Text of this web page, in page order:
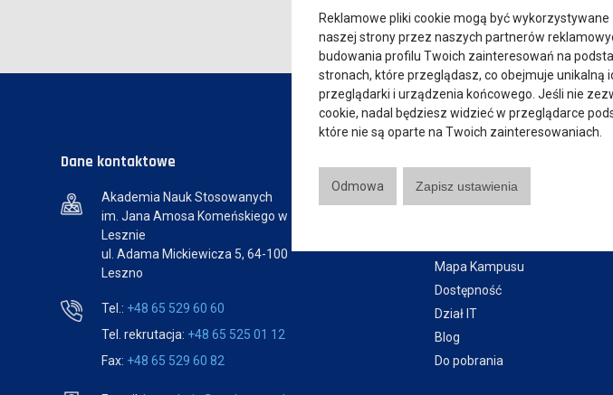
Dane kontaktowe
Akademia Nauk Stosowanych
im. Jana Amosa Komeńskiego w
Lesznie
ul. Adama Mickiewicza 5, 64-100
Leszno
Tel.: +48 65 529 60 60
Tel. rekrutacja: +48 65 525 01 12
Fax: +48 65 529 60 82
Mapa Kampusu
Dostępność
Dział IT
Blog
Do pobrania
Reklamowe pliki cookie mogą być
naszej strony przez naszych partnerów
budowania profilu Twoich zainteresowań na
stronach, które przeglądasz, co obejmuje unikalną
przeglądarki i urządzenia końcowego. Jeśli nie
cookie, nadal będziesz widzieć w przeglądarce
które nie są oparte na Twoich zainteresowaniach.
Odmowa Zapisz ustawienia